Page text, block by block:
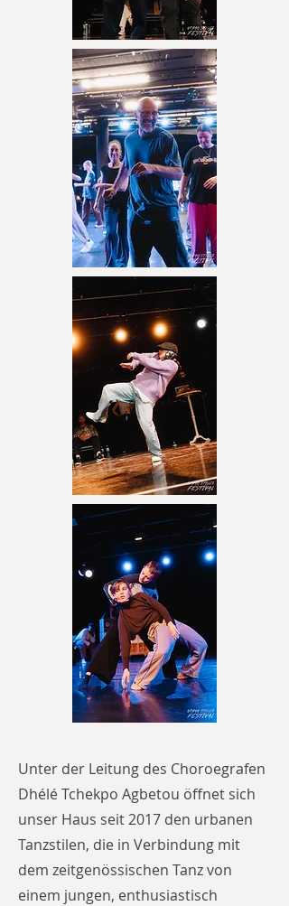
Unter der Leitung des Choroegrafen
Dhélé Tchekpo Agbetou öffnet sich
unser Haus seit 2017 den urbanen
Tanzstilen, die in Verbindung mit
dem zeitgenössischen Tanz von
einem jungen, enthusiastisch